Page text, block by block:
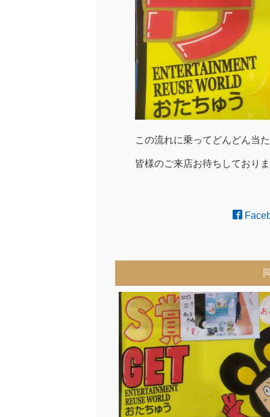
この流れに乗ってどんどん当
皆様のご来店お待ちしており